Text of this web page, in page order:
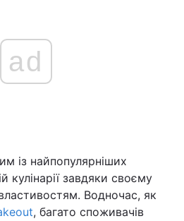
Війна
Політика
ad
із найпопулярніших
кулінарії завдяки своєму
Водночас, як
, багато споживачів